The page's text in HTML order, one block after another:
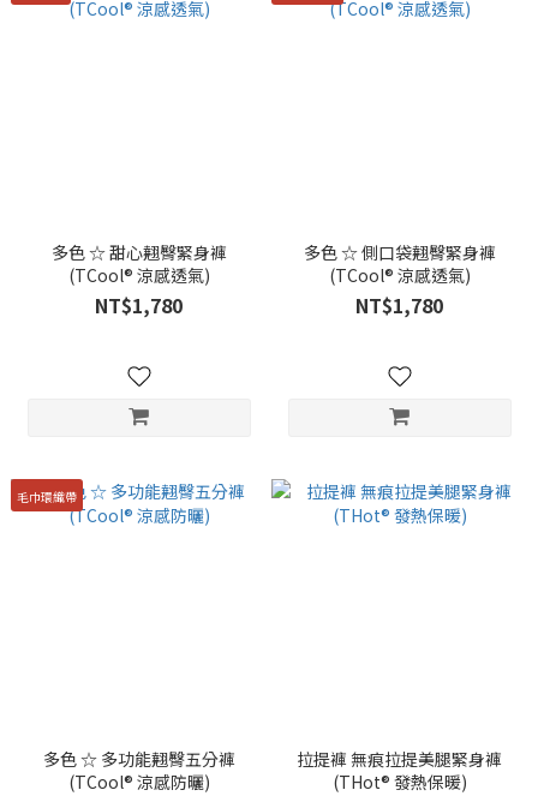
多色 ☆ 甜心翹臀緊身褲
(TCool® 涼感透氣)
NT$1,780
多色 ☆ 側口袋翹臀緊身褲
(TCool® 涼感透氣)
NT$1,780
毛巾環織帶
多色 ☆ 多功能翹臀五分褲
(TCool® 涼感防曬)
拉提褲 無痕拉提美腿緊身褲
(THot® 發熱保暖)